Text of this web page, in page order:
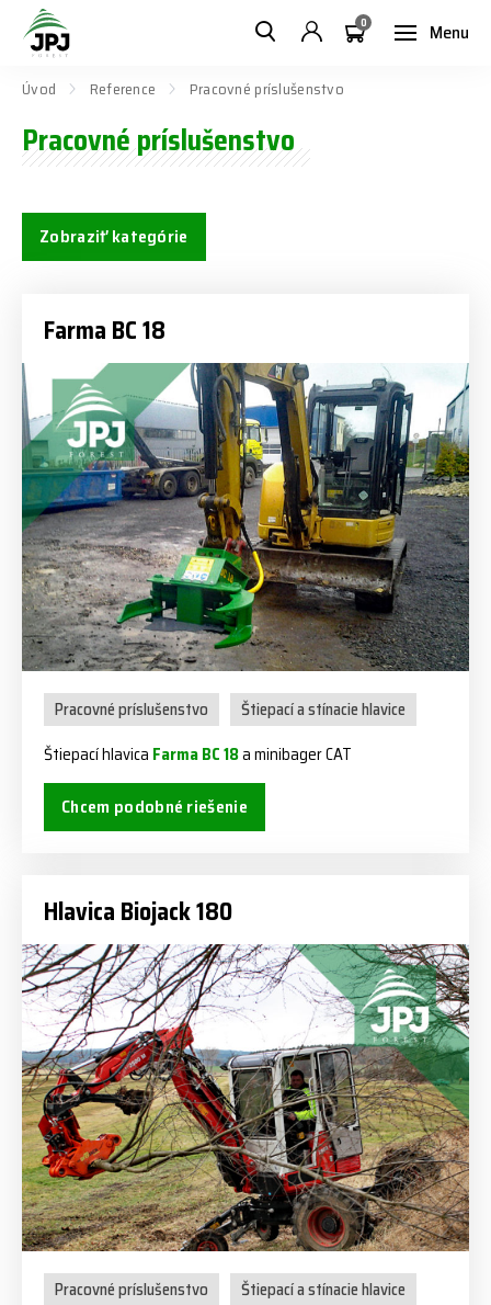
Menu
0
Úvod Reference Pracovné príslušenstvo
Pracovné príslušenstvo
Zobraziť kategórie
Farma BC 18
Pracovné príslušenstvo
Štiepací a stínacie hlavice
Štiepací hlavica Farma BC 18a minibager CAT
Chcem podobné riešenie
Hlavica Biojack 180
Pracovné príslušenstvo
Štiepací a stínacie hlavice